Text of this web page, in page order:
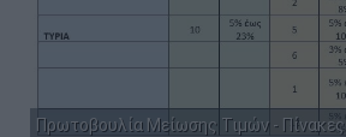
Πρωτοβουλία Μείωσης Τιμών - Πίνακες